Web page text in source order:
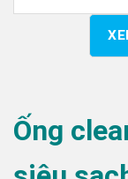
Ống